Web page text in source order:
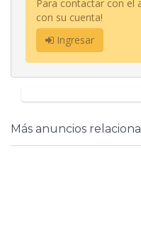
Para contactar con el
con su cuenta!
Ingresar
Más anuncios